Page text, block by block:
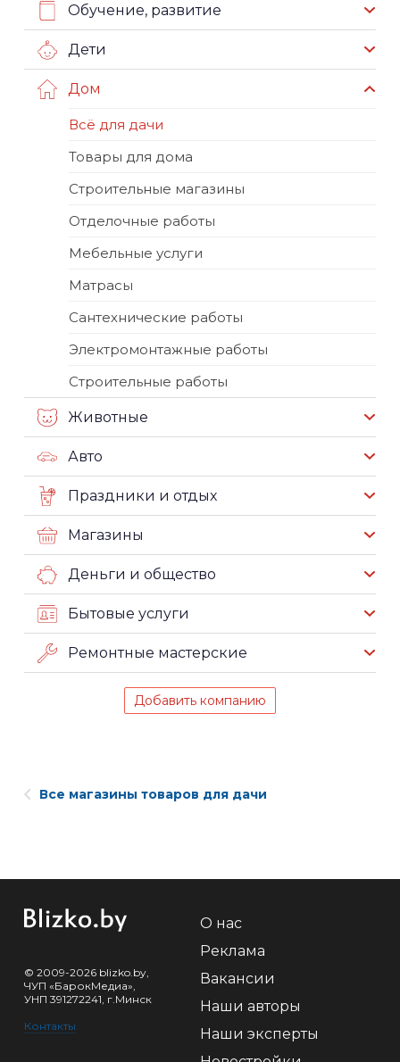
Обучение, развитие
Дети
Дом
Всё для дачи
Товары для дома
Строительные магазины
Отделочные работы
Мебельные услуги
Матрасы
Сантехнические работы
Электромонтажные работы
Строительные работы
Животные
Авто
Праздники и отдых
Магазины
Деньги и общество
Бытовые услуги
Ремонтные мастерские
Добавить компанию
Все магазины товаров для дачи
© 2009-2026 blizko.by,
ЧУП «БарокМедиа»,
УНП 391272241, г.Минск
Контакты
О нас
Реклама
Вакансии
Наши авторы
Наши эксперты